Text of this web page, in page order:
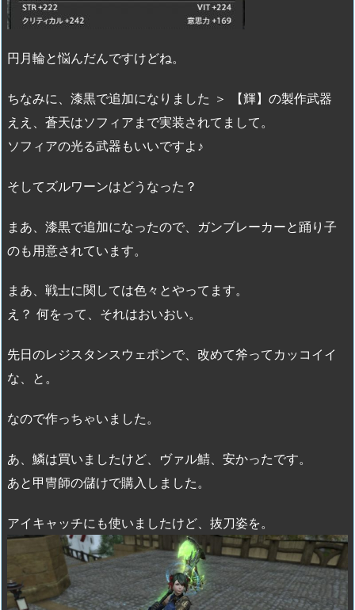
円月輪と悩んだんですけどね。
ちなみに、漆黒で追加になりました ＞ 【輝】の製作武器
ええ、蒼天はソフィアまで実装されてまして。
ソフィアの光る武器もいいですよ♪
そしてズルワーンはどうなった？
まあ、漆黒で追加になったので、ガンブレーカーと踊り子
のも用意されています。
まあ、戦士に関しては色々とやってます。
え？ 何をって、それはおいおい。
先日のレジスタンスウェポンで、改めて斧ってカッコイイ
な、と。
なので作っちゃいました。
あ、鱗は買いましたけど、ヴァル鯖、安かったです。
あと甲冑師の儲けで購入しました。
アイキャッチにも使いましたけど、抜刀姿を。